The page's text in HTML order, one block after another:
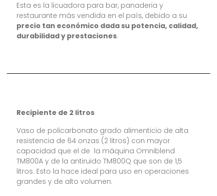
Esta es la licuadora para bar, panaderia y
restaurante más vendida en el país, debido a su
precio tan económico dada su potencia, calidad,
durabilidad y prestaciones.
Recipiente de 2 litros
Vaso de policarbonato grado alimenticio de alta
resistencia de 64 onzas (2 litros) con mayor
capacidad que el de la máquina Omniblend
TM800A y de la antiruido TM800Q que son de 1,5
litros. Esto la hace ideal para uso en operaciones
grandes y de alto volumen.